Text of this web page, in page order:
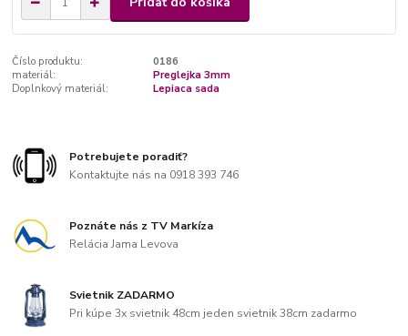
Číslo produktu:
0186
materiál:
Preglejka 3mm
Doplnkový materiál:
Lepiaca sada
Potrebujete poradiť?
Kontaktujte nás na 0918 393 746
Poznáte nás z TV Markíza
Relácia Jama Levova
Svietnik ZADARMO
Pri kúpe 3x svietnik 48cm jeden svietnik 38cm zadarmo